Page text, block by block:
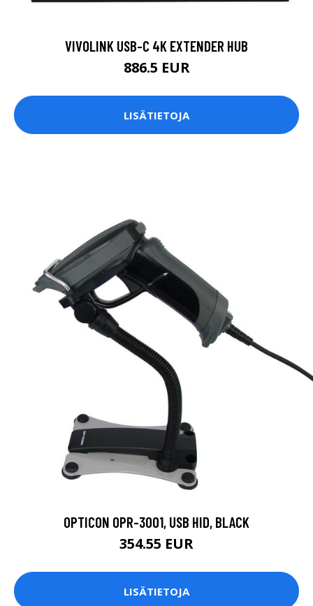
VIVOLINK USB-C 4K EXTENDER HUB
886.5 EUR
LISÄTIETOJA
OPTICON OPR-3001, USB HID, BLACK
354.55 EUR
LISÄTIETOJA